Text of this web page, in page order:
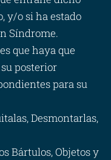
y/o si ha estado
Síndrome.
que haya que
posterior
para su
Desmontarlas,
Bártulos, Objetos y